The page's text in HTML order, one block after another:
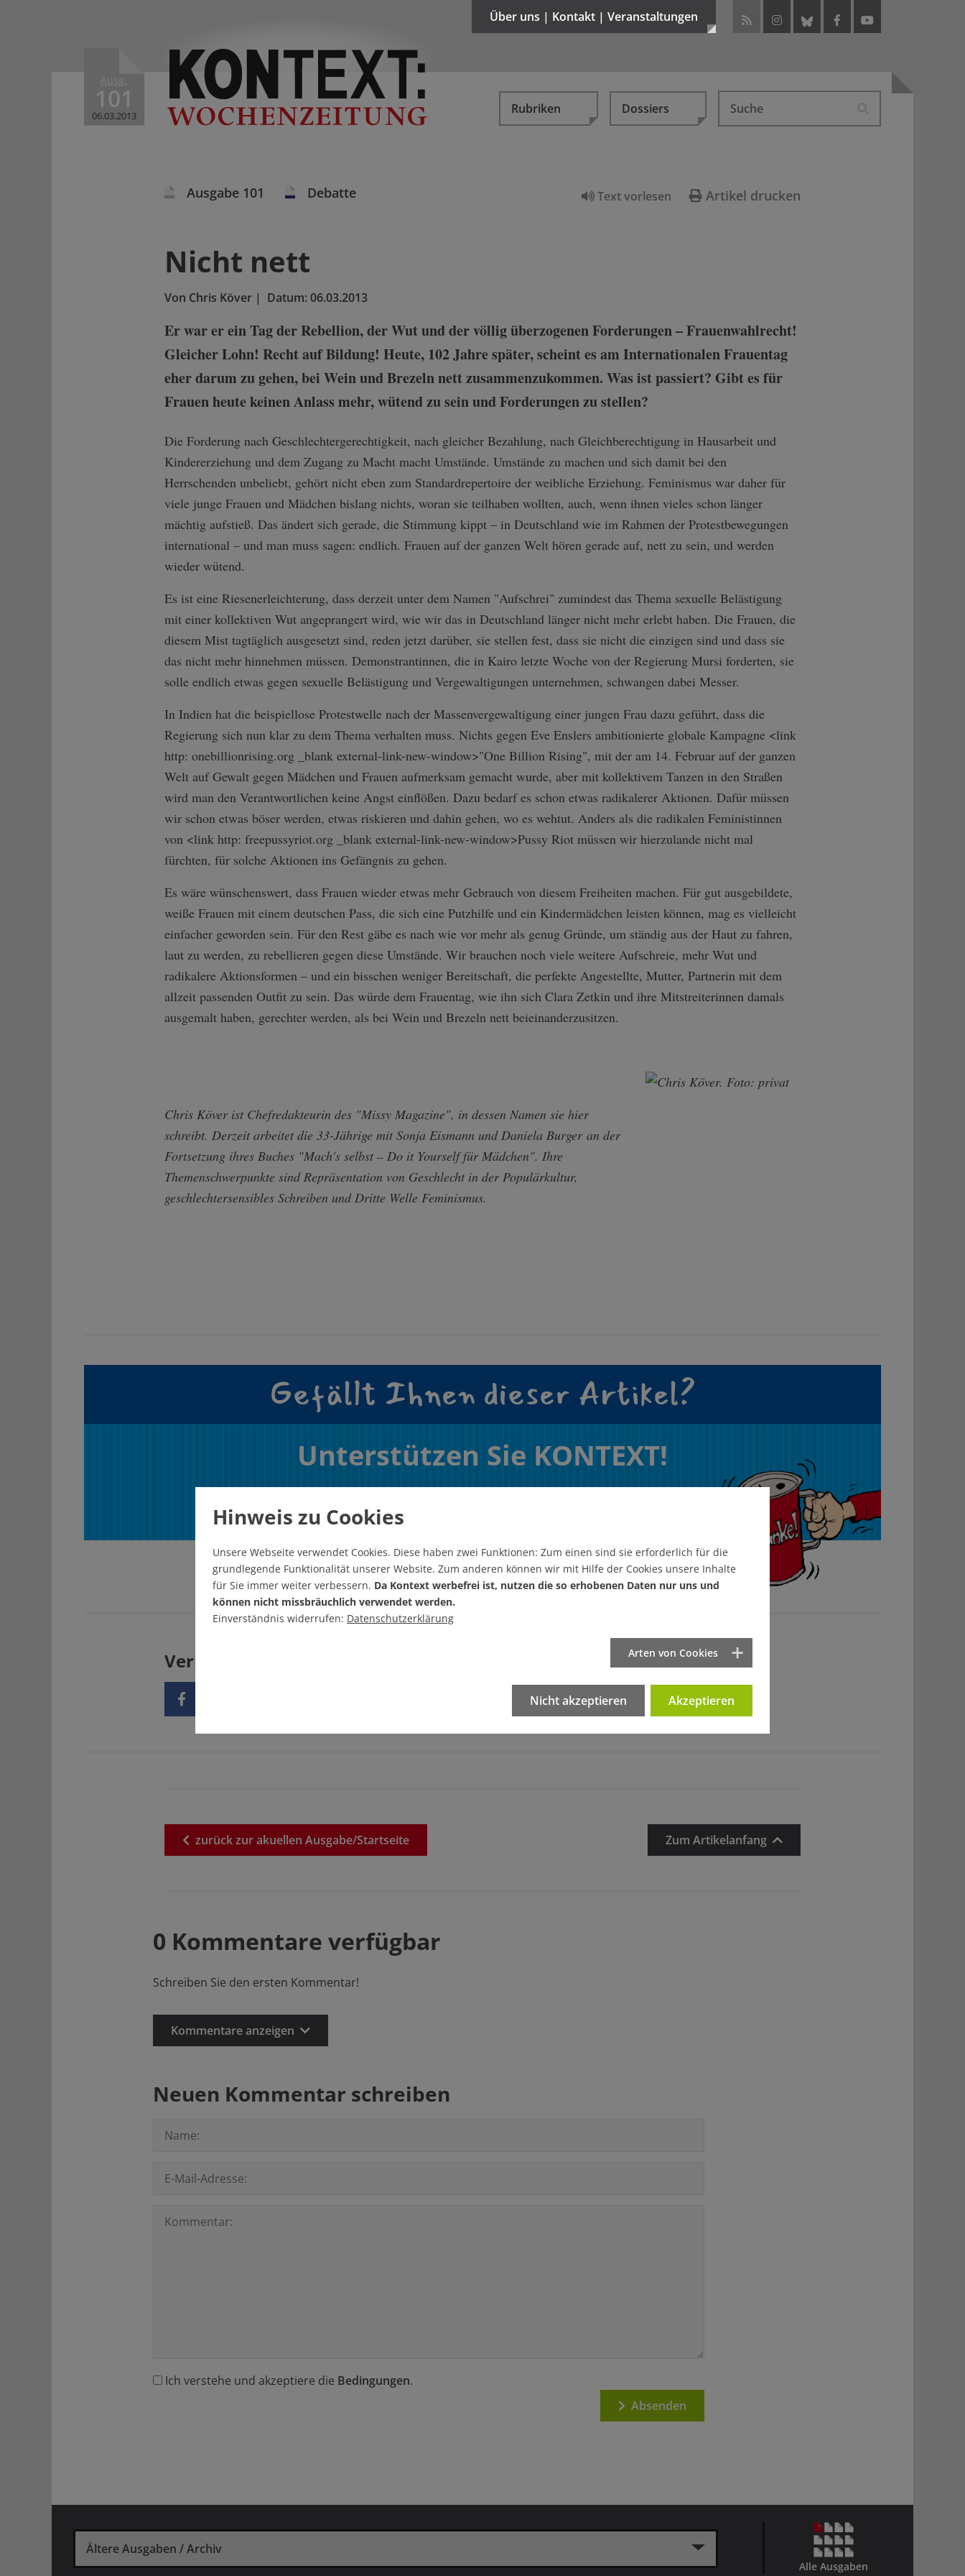
Ausg.
101
06.03.2013
Über uns | Kontakt | Veranstaltungen
Rubriken Dossiers
Text vorlesen Artikel drucken
Ausgabe 101 Debatte
Nicht nett
Von Chris Köver | Datum:06.03.2013
Er war er ein Tag der Rebellion, der Wut und der völlig überzogenen Forderungen – Frauenwahlrecht!
Gleicher Lohn! Recht auf Bildung! Heute, 102 Jahre später, scheint es am Internationalen Frauentag
eher darum zu gehen, bei Wein und Brezeln nett zusammenzukommen. Was ist passiert? Gibt es für
Frauen heute keinen Anlass mehr, wütend zu sein und Forderungen zu stellen?
Die Forderung nach Geschlechtergerechtigkeit, nach gleicher Bezahlung, nach Gleichberechtigung in Hausarbeit und
Kindererziehung und dem Zugang zu Macht macht Umstände. Umstände zu machen und sich damit bei den
Herrschenden unbeliebt, gehört nicht eben zum Standardrepertoire der weibliche Erziehung. Feminismus war daher für
viele junge Frauen und Mädchen bislang nichts, woran sie teilhaben wollten, auch, wenn ihnen vieles schon länger
mächtig aufstieß. Das ändert sich gerade, die Stimmung kippt – in Deutschland wie im Rahmen der Protestbewegungen
international – und man muss sagen: endlich. Frauen auf der ganzen Welt hören gerade auf, nett zu sein, und werden
wieder wütend.
Es ist eine Riesenerleichterung, dass derzeit unter dem Namen "Aufschrei" zumindest das Thema sexuelle Belästigung
mit einer kollektiven Wut angeprangert wird, wie wir das in Deutschland länger nicht mehr erlebt haben. Die Frauen, die
diesem Mist tagtäglich ausgesetzt sind, reden jetzt darüber, sie stellen fest, dass sie nicht die einzigen sind und dass sie
das nicht mehr hinnehmen müssen. Demonstrantinnen, die in Kairo letzte Woche von der Regierung Mursi forderten, sie
solle endlich etwas gegen sexuelle Belästigung und Vergewaltigungen unternehmen, schwangen dabei Messer.
In Indien hat die beispiellose Protestwelle nach der Massenvergewaltigung einer jungen Frau dazu geführt, dass die
Regierung sich nun klar zu dem Thema verhalten muss. Nichts gegen Eve Enslers ambitionierte globale Kampagne <link
http: onebillionrising.org _blank external-link-new-window>"One Billion Rising", mit der am 14. Februar auf der ganzen
Welt auf Gewalt gegen Mädchen und Frauen aufmerksam gemacht wurde, aber mit kollektivem Tanzen in den Straßen
wird man den Verantwortlichen keine Angst einflößen. Dazu bedarf es schon etwas radikalerer Aktionen. Dafür müssen
wir schon etwas böser werden, etwas riskieren und dahin gehen, wo es wehtut. Anders als die radikalen Feministinnen
von <link http: freepussyriot.org _blank external-link-n­ew-window>Pussy Riot müssen wir hierzulande nicht mal
fürchten, für solche Aktionen ins Gefängnis zu gehen.
Es wäre wünschenswert, dass Frauen wieder etwas mehr Gebrauch von diesem Freiheiten machen. Für gut ausgebildete,
weiße Frauen mit einem deutschen Pass, die sich eine Putzhilfe und ein Kindermädchen leisten können, mag es vielleicht
einfacher geworden sein. Für den Rest gäbe es nach wie vor mehr als genug Gründe, um ständig aus der Haut zu fahren,
laut zu werden, zu rebellieren gegen diese Umstände. Wir brauchen noch viele weitere Aufschreie, mehr Wut und
radikalere Aktionsformen – und ein bisschen weniger Bereitschaft, die perfekte Angestellte, Mutter, Partnerin mit dem
allzeit passenden Outfit zu sein. Das würde dem Frauentag, wie ihn sich Clara Zetkin und ihre Mitstreiterinnen damals
ausgemalt haben, gerechter werden, als bei Wein und Brezeln nett beieinanderzusitzen.
Chris Köver ist Chefredakteurin des "Missy Magazine", in dessen Namen sie hier
schreibt. Derzeit arbeitet die 33-Jährige mit Sonja Eismann und Daniela Burger an der
Fortsetzung ihres Buches "Mach's selbst – Do it Yourself für Mädchen". Ihre
Themenschwerpunkte sind Repräsentation von Geschlecht in der Populärkultur,
geschlechtersensibles Schreiben und Dritte Welle Feminismus.
Gefällt Ihnen dieser Artikel?
Unterstützen Sie KONTEXT!
Verbreiten Sie unseren Artikel
zurückzurakuellen Ausgabe/Startseite Zum Artikelanfang
0 Kommentare verfügbar
Schreiben Sie den ersten Kommentar!
Kommentare anzeigen
Neuen Kommentar schreiben
Ich verstehe und akzeptiere die Bedingungen.
Absenden
Ältere Ausgaben / Archiv
Alle Ausgaben
Hinweis zu Cookies
Unsere Webseite verwendet Cookies. Diese haben zwei Funktionen: Zum einen sind sie erforderlich für die
grundlegende Funktionalität unserer Website. Zum anderen können wir mit Hilfe der Cookies unsere Inhalte
für Sie immer weiter verbessern. Da Kontext werbefrei ist, nutzen die so erhobenen Daten nur uns und
können nicht missbräuchlich verwendet werden.
Einverständnis widerrufen: Datenschutzerklärung
Arten von Cookies
Nicht akzeptieren Akzeptieren